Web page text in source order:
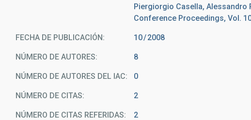
Piergiorgio Casella, Alessandro
Conference Proceedings, Vol.
FECHA DE PUBLICACIÓN: 10 2008
NÚMERO DE AUTORES 8
NÚMERO DE AUTORES DEL IAC 0
NÚMERO DE CITAS 2
NÚMERO DE CITAS REFERIDAS 2